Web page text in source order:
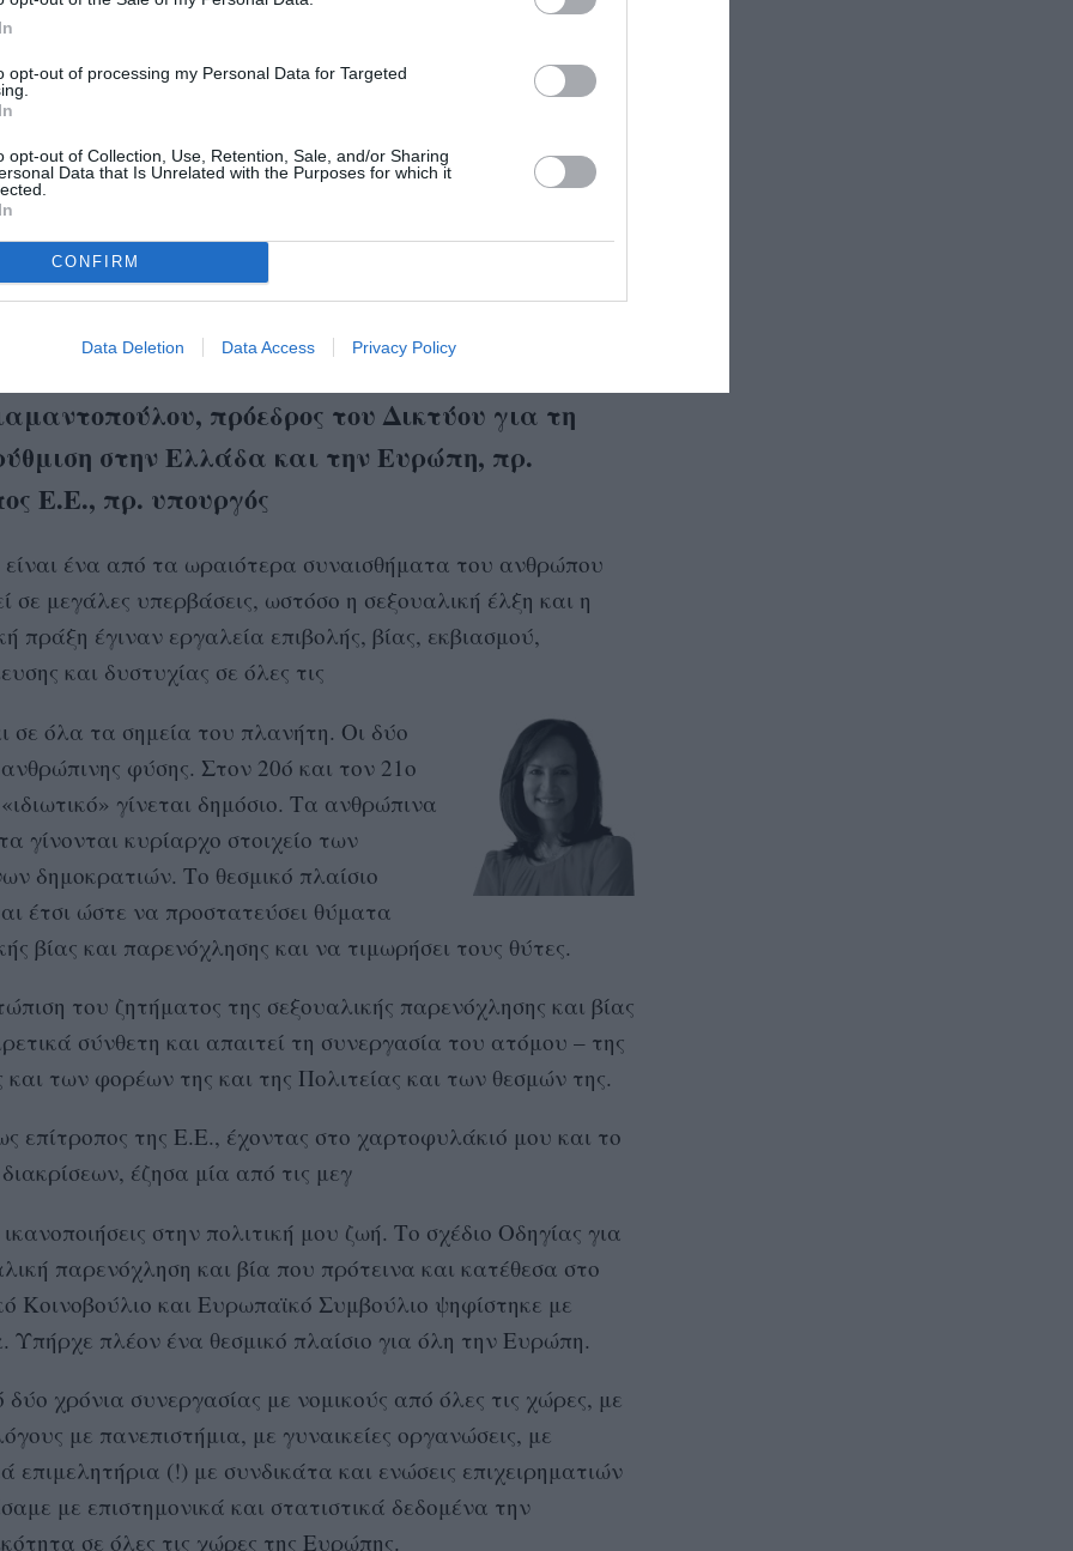
opt-out of processing my Personal Data for Targeted
opt-out of Collection, Use, Retention, Sale, and/or Sharing
Data that Is Unrelated with the Purposes for which it
CONFIRM
Data Deletion Data Access Privacy Policy
το κάνουμε αυτό; Το Marie Claire έθεσε τις ερωτήσεις που
23 άνθρωποι απάντησαν χωρίς περιστροφές, για να
όσο πιο καθαρά γίνεται πώς φτάσαμε ως εδώ και πού
ΕΔΩ ΤΟ ΜΕΡΟΣ Β’
ΝΑ ΒΑΖΕΙΣ ΤΗ ΣΕΞΟΥΑΛΙΚΗ
ΣΤΗ ΝΟΜΟΘΕΣΙΑ 15 ΧΡΟΝΙΑ ΠΡΙΝ
#ΜΕΤΟΟ
πρόεδρος του Δικτύου για τη
στην Ελλάδα και την Ευρώπη, πρ.
Ε.Ε., πρ. υπουργός
ένα από τα ωραιότερα συναισθήματα του ανθρώπου
σε μεγάλες υπερβάσεις, ωστόσο η σεξουαλική έλξη και η
πράξη έγιναν εργαλεία επιβολής, βίας, εκβιασμού,
και δυστυχίας σε όλες τις
σε όλα τα σημεία του πλανήτη. Οι δύο
ανθρώπινης φύσης. Στον 20ό και τον 21ο
γίνεται δημόσιο. Τα ανθρώπινα
γίνονται κυρίαρχο στοιχείο των
δημοκρατιών. Το θεσμικό πλαίσιο
έτσι ώστε να προστατεύσει θύματα
βίας και παρενόχλησης και να τιμωρήσει τους θύτες.
του ζητήματος της σεξουαλικής παρενόχλησης και βίας
σύνθετη και απαιτεί τη συνεργασία του ατόμου – της
και των φορέων της και της Πολιτείας και των θεσμών της.
επίτροπος της Ε.Ε., έχοντας στο χαρτοφυλάκιό μου και το
έζησα μία από τις μεγ
στην πολιτική μου ζωή. Το σχέδιο Οδηγίας για
παρενόχληση και βία που πρότεινα και κατέθεσα στο
Κοινοβούλιο και Ευρωπαϊκό Συμβούλιο ψηφίστηκε με
Υπήρχε πλέον ένα θεσμικό πλαίσιο για όλη την Ευρώπη.
χρόνια συνεργασίας με νομικούς από όλες τις χώρες, με
με πανεπιστήμια, με γυναικείες οργανώσεις, με
επιμελητήρια (!) με συνδικάτα και ενώσεις επιχειρηματιών
με επιστημονικά και στατιστικά δεδομένα την
σε όλες τις χώρες της Ευρώπης.